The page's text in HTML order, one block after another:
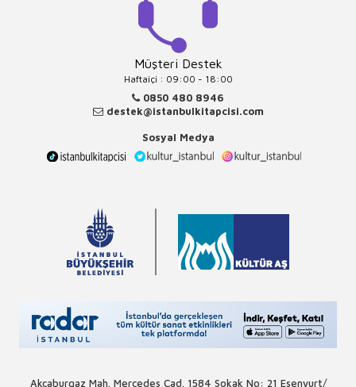
Müşteri Destek
Haftaiçi : 09:00 - 18:00
0850 480 8946
destek@istanbulkitapcisi.com
Sosyal Medya
Akçaburgaz Mah. Mercedes Cad. 1584 Sokak No: 21 Esenyurt/